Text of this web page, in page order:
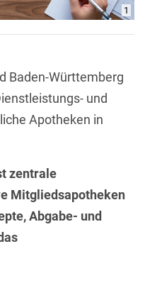
1
Baden-Württemberg
und
Apotheken in
zentrale
Mitgliedsapotheken
Abgabe- und